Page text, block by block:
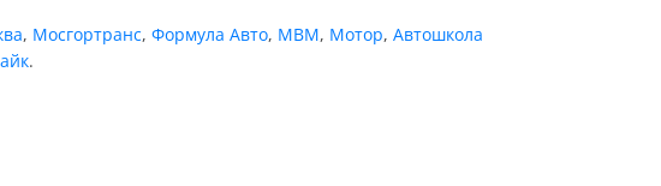
, Мосгортранс, Формула Авто, МВМ, Мотор, Автошкола
.